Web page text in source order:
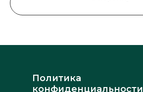
Политика
конфиденциальности